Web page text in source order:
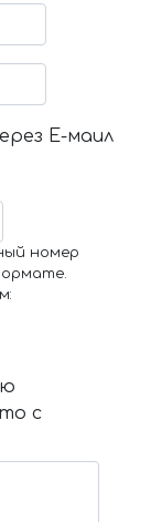
Е-маил
номер
с